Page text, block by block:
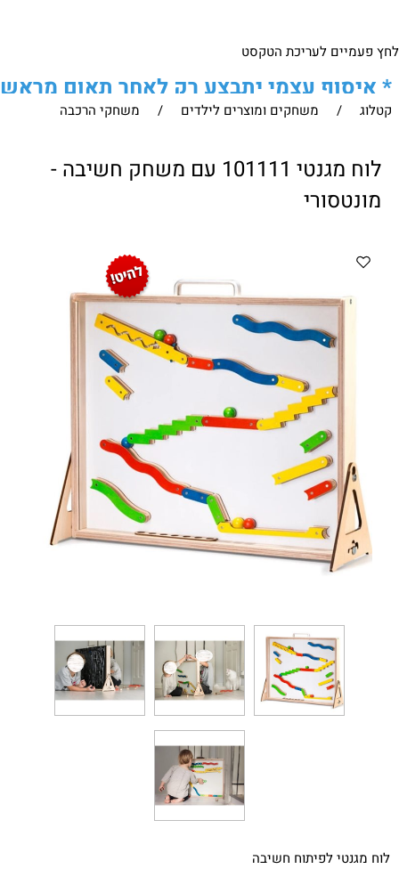
לחץ פעמיים לעריכת הטקסט
* איסוף עצמי יתבצע רק לאחר תאום מראש
של הלקוח מול נציגנו!
ווטצאפ(הודעות בלבד ):
052-8059900
מענה טלפוני:
בין השעות 9:00-17:00
"צור קשר"באתר
דוא"ל:citysport1@013.net
citysport2@013.net
קטלוג / משחקים ומוצרים לילדים / משחקי הרכבה
לוח מגנטי 101111 עם משחק חשיבה -
מונטסורי
לוח מגנטי לפיתוח חשיבה